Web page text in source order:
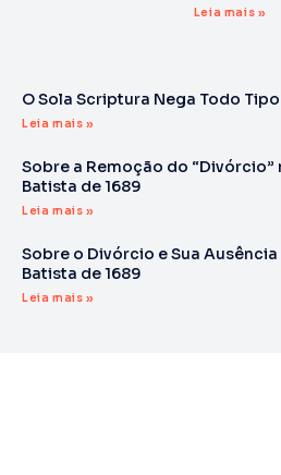
Leia mais »
O Sola Scriptura Nega Todo
Leia mais »
Sobre a Remoção do “Divórcio”
Batista de 1689
Leia mais »
Sobre o Divórcio e Sua
Batista de 1689
Leia mais »